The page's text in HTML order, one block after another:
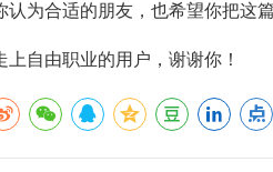
认为合适的朋友，也希望你把这
上自由职业的用户，谢谢你！